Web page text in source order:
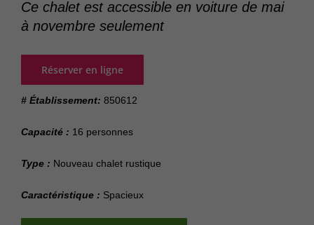
Ce chalet est accessible en voiture de mai
à novembre seulement
Réserver en ligne
# Établissement: 850612
Capacité : 16 personnes
Type : Nouveau chalet rustique
Caractéristique : Spacieux